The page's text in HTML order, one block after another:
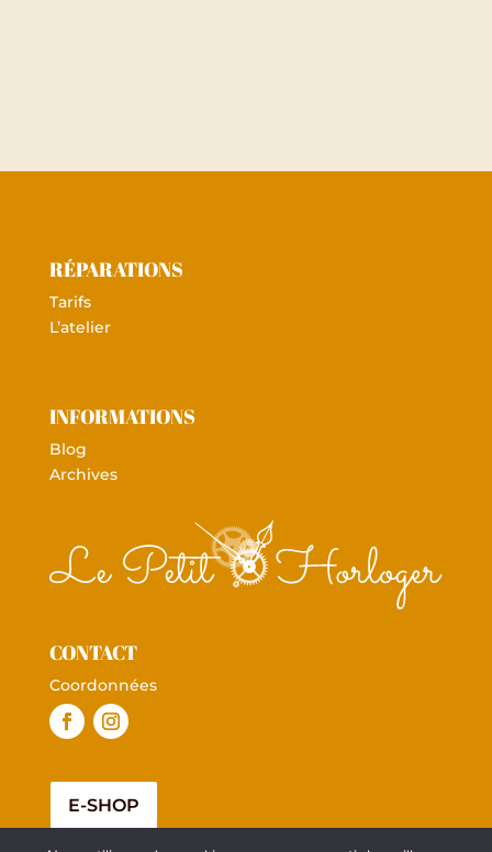
RÉPARATIONS
Tarifs
L’atelier
INFORMATIONS
Blog
Archives
CONTACT
Coordonnées
E-SHOP